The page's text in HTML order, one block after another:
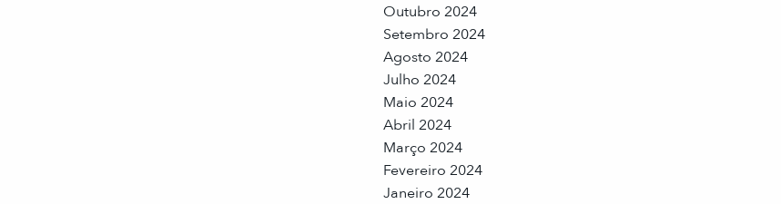
Outubro 2024
Setembro 2024
Agosto 2024
Julho 2024
Maio 2024
Abril 2024
Março 2024
Fevereiro 2024
Janeiro 2024